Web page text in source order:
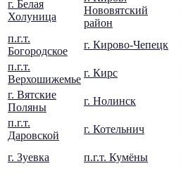
г. Белая
Холуница
Нововятский
район
п.г.т.
Богородское
г. Кирово-Чепецк
п.г.т.
Верхошижемье
г. Кирс
г. Вятские
Поляны
г. Нолинск
п.г.т.
Даровской
г. Котельнич
г. Зуевка п.г.т. Кумёны